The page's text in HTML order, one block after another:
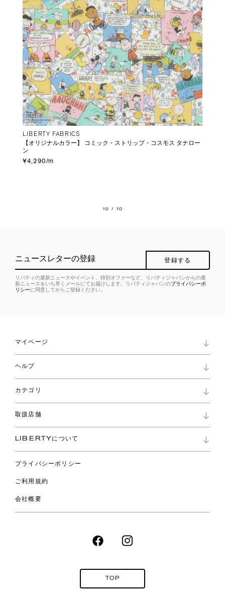
LIBERTY FABRICS
【オリジナルカラー】 コミック・ストリップ・コスモス タナロー
ン
¥4,290/m
10 / 10
ニュースレターの登録 登録する
リバティの最新ニュースやイベント、特別オファーなど、リバティジャパンからの最
新ニュースをいち早くメールにてお届けします。リバティジャパンのプライバシーポ
リシーに同意してからご登録ください。
マイページ
ロイヤリティプログラム
パスワード再設定
ショッピングバッグ
ヘルプ
お問い合わせ
よくあるご質問
ご利用ガイド
カテゴリ
コレクション
ファブリックス
バッグ
ウェア
ライフスタイル
スペシャル
取扱店舗
リバティ・ファブリックス
LIBERTYについて
プライバシーポリシー
ご利用規約
会社概要
TOP